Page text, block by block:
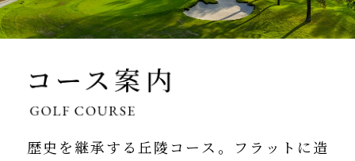
歴史を継承する丘陵コース。
フラットに造